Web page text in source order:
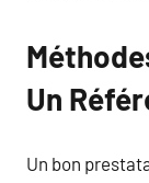
Un
Un bon